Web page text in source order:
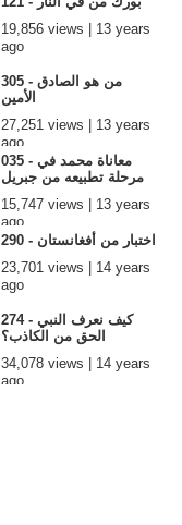
19,856 views | 13 years
ago
305 - من هو الصادق
الأمين
27,251 views | 13 years
ago
035 - معاناة محمد في
مرحلة تطبيعه من جبريل
15,747 views | 13 years
ago
290 - اختبار من أفغانستان
23,701 views | 14 years
ago
274 - كيف نعرف النبي
الحق من الكاذب؟
34,078 views | 14 years
ago